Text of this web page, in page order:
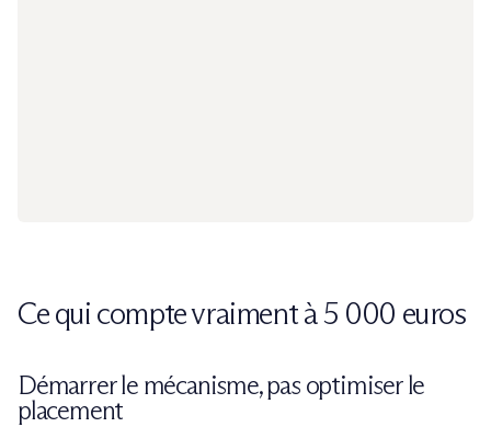
Ce qui compte vraiment à 5 000 euros
Démarrer le mécanisme, pas optimiser le
placement